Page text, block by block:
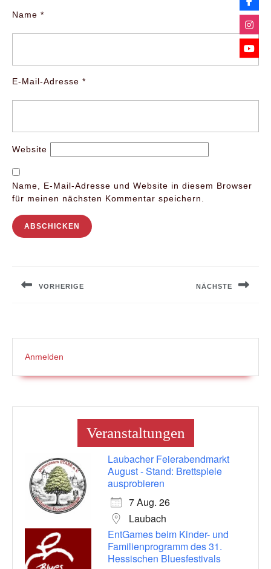
Name *
E-Mail-Adresse *
Website
Name, E-Mail-Adresse und Website in diesem Browser
für meinen nächsten Kommentar speichern.
VORHERIGE NÄCHSTE
Anmelden
Veranstaltungen
Laubacher Feierabendmarkt
August - Stand: Brettspiele
ausprobieren
7 Aug. 26
Laubach
EntGames beim Kinder- und
Familienprogramm des 31.
Hessischen Bluesfestivals